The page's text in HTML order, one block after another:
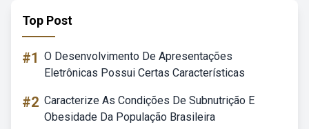
Top Post
#1 O Desenvolvimento De Apresentações
Eletrônicas Possui Certas Características
#2 Caracterize As Condições De Subnutrição E
Obesidade Da População Brasileira